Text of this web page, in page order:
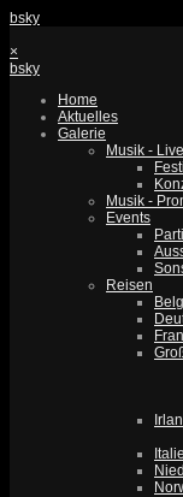
bsky
×
bsky
Home
Aktuelles
Galerie
Musik - Live
Musik -
Events
Reisen